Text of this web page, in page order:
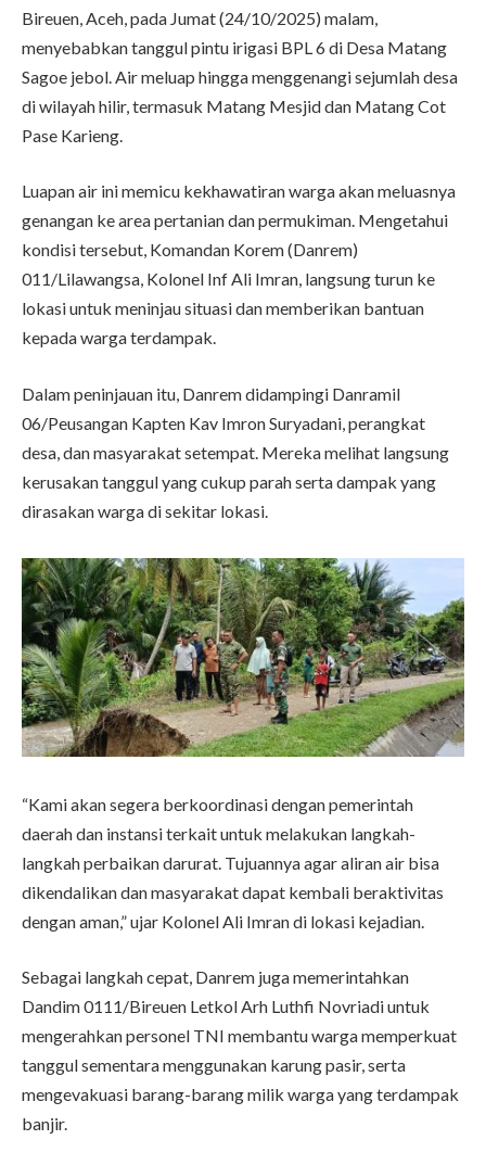
Bireuen, Aceh, pada Jumat (24/10/2025) malam,
menyebabkan tanggul pintu irigasi BPL 6 di Desa Matang
Sagoe jebol. Air meluap hingga menggenangi sejumlah desa
di wilayah hilir, termasuk Matang Mesjid dan Matang Cot
Pase Karieng.
Luapan air ini memicu kekhawatiran warga akan meluasnya
genangan ke area pertanian dan permukiman. Mengetahui
kondisi tersebut, Komandan Korem (Danrem)
011/Lilawangsa, Kolonel Inf Ali Imran, langsung turun ke
lokasi untuk meninjau situasi dan memberikan bantuan
kepada warga terdampak.
Dalam peninjauan itu, Danrem didampingi Danramil
06/Peusangan Kapten Kav Imron Suryadani, perangkat
desa, dan masyarakat setempat. Mereka melihat langsung
kerusakan tanggul yang cukup parah serta dampak yang
dirasakan warga di sekitar lokasi.
“Kami akan segera berkoordinasi dengan pemerintah
daerah dan instansi terkait untuk melakukan langkah-
langkah perbaikan darurat. Tujuannya agar aliran air bisa
dikendalikan dan masyarakat dapat kembali beraktivitas
dengan aman,” ujar Kolonel Ali Imran di lokasi kejadian.
Sebagai langkah cepat, Danrem juga memerintahkan
Dandim 0111/Bireuen Letkol Arh Luthfi Novriadi untuk
mengerahkan personel TNI membantu warga memperkuat
tanggul sementara menggunakan karung pasir, serta
mengevakuasi barang-barang milik warga yang terdampak
banjir.